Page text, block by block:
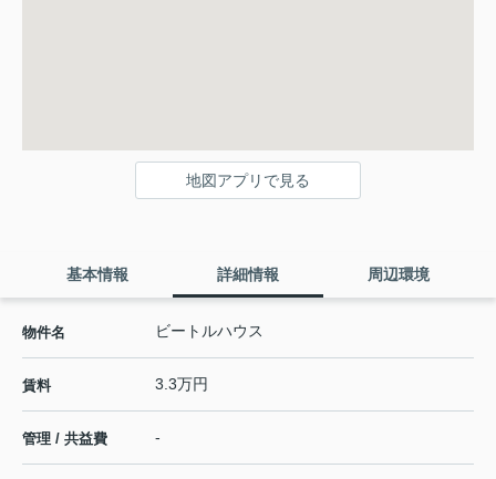
地図アプリで見る
基本情報 詳細情報 周辺環境
物件名 ビートルハウス
賃料 3.3万円
管理 / 共益費 -